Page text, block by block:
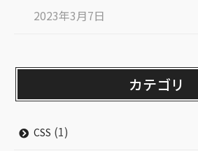
2023年3月7日
カテゴリ
CSS (1)